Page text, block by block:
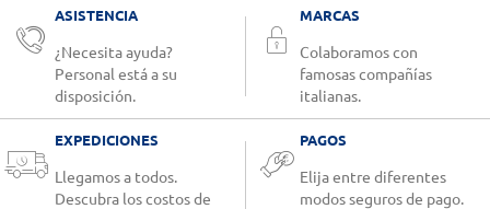
ASISTENCIA
¿Necesita ayuda?
Personal está a su
disposición.
MARCAS
Colaboramos con
famosas compañías
italianas.
EXPEDICIONES
Llegamos a todos.
Descubra los costos de
PAGOS
Elija entre diferentes
modos seguros de pago.